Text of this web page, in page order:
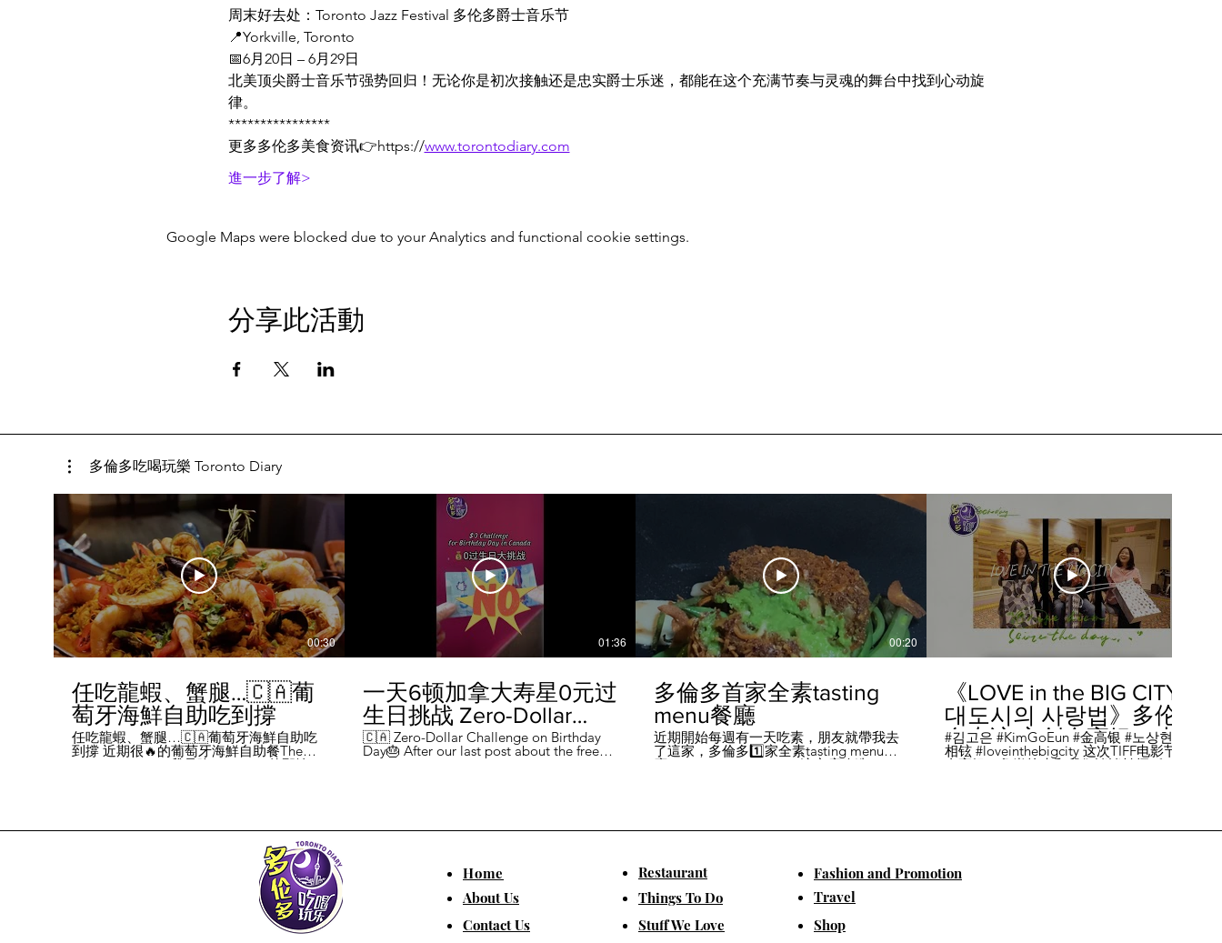
周末好去处：Toronto Jazz Festival 多伦多爵士音乐节
📍Yorkville, Toronto
📅6月20日 – 6月29日
北美顶尖爵士音乐节强势回归！无论你是初次接触还是忠实爵士乐迷，都能在这个充满节奏与灵魂的舞台中找到心动旋
律。
****************
更多多伦多美食资讯👉https://www.torontodiary.com
進一步了解>
Google Maps were blocked due to your Analytics and functional cookie settings.
分享此活動
多倫多吃喝玩樂 Toronto Diary
00:30
任吃龍蝦、蟹腿…🇨🇦葡
萄牙海鮮自助吃到撐
任吃龍蝦、蟹腿…🇨🇦葡萄牙海鮮自助吃
到撐 近期很🔥的葡萄牙海鮮自助餐The
Flames Castle。我是吃5-7:30pm的那輪，
肉和烤牛肉，還有幾個炸物。 其他都是海
鮮做的菜餚，是海鮮愛好者的天堂。 🦞龍
蝦無_限暢吃，簡直不要太爽了！ 吃到8隻
左右，都回本了😁 🦀滿滿的蟹腿，也是量
夠。 桌子上還準備好工具和濕紙巾。 🐟
葡萄牙很擅長用鱈魚做各種菜。 這裡可以
吃到烤鱈魚、炸鱈魚球。 🦐蝦的話，就有
蒜蓉烤大蝦、烤蝦、咖哩蝦、白汁焗蝦
01:36
一天6顿加拿大寿星0元过
生日挑战 Zero-Dollar
Challenge on Birthday
Day in Canada #多伦多吃
🇨🇦 Zero-Dollar Challenge on Birthday
Day🎂 After our last post about the free
Rutherford Rd, Vaughan), we've hit 7 spots
From this experience, Denny's, Cobs
Bread, Booster Juice, Sephora, and
Boston Pizza didn't require any spending
Starbucks, Chatime, The Alley, and Paris
00:20
多倫多首家全素tasting
menu餐廳
近期開始每週有一天吃素，朋友就帶我去
了這家，多倫多1️⃣家全素tasting menu餐
廳－Avelo Restaurant 🏡這家店改造了
《LOVE in the BIG CITY
대도시의 사랑법》多伦
多专访 主创金高银、卢
相铉带你进入电影世界
#김고은 #KimGoEun #金高银 #노상현 #卢
相铉 #loveinthebigcity 这次TIFF电影节，
金高银、鲁尚炫来和我们谈谈拍摄《LOVE
饰）和很懂得隐藏天生秘密的兴秀（卢尚
Me - https://thmatc.co/?l=18F38D6D
​Home Restaurant
​Fashion and Promotion
Things To Do
About Us
Travel
​Contact Us
Stuff We Love Shop